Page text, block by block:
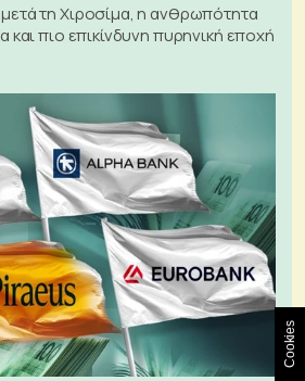
τη Χιροσίμα, η ανθρωπότητα
και πιο επικίνδυνη πυρηνική εποχή
Cookies